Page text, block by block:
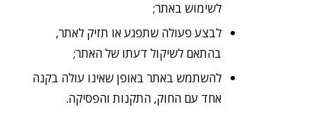
לשימוש באתר;
לבצע פעולה שתפגע או תזיק לאתר,
בהתאם לשיקול דעתו של האתר;
להשתמש באתר באופן שאינו עולה בקנה
אחד עם החוק, התקנות והפסיקה.